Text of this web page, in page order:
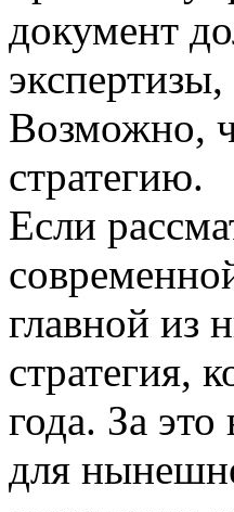
документ
экспертизы,
Возможно,
стратегию.
Если
главной из
стратегия,
года. За
для